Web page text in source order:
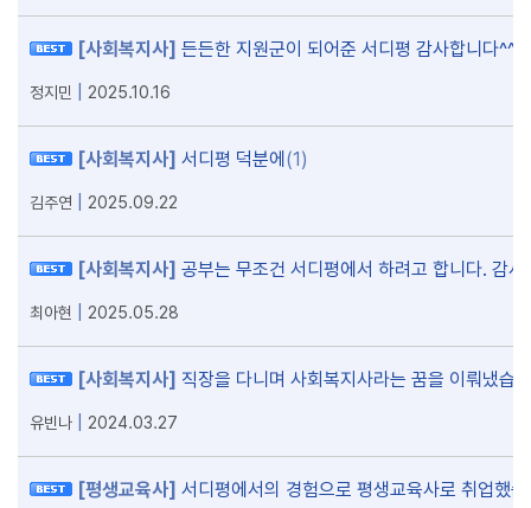
[사회복지사] 든든한 지원군이 되어준 서디평 감사합니다^^
정지민 2025.10.16
[사회복지사] 서디평 덕분에 (1)
김주연 2025.09.22
[사회복지사] 공부는 무조건 서디평에서 하려고 합니다. 감사
최아현 2025.05.28
[사회복지사] 직장을 다니며 사회복지사라는 꿈을 이뤄냈습
유빈나 2024.03.27
[평생교육사] 서디평에서의 경험으로 평생교육사로 취업했